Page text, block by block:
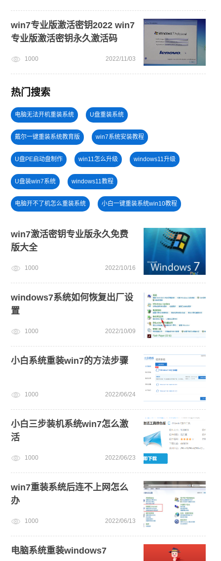
win7专业版激活密钥2022 win7
专业版激活密钥永久激活码
1000 2022/11/03
热门搜索
电脑无法开机重装系统 U盘重装系统
戴尔一键重装系统教育版 win7系统安装教程
U盘PE启动盘制作 win11怎么升级 windows11升级
U盘装win7系统 windows11教程
电脑开不了机怎么重装系统 小白一键重装系统win10教程
小白一键重装系统绿色版
笔记本蓝屏怎么重装系统 win11下载 win10升级win11
win11最低硬件要求
win7激活密钥专业版永久免费
版大全
1000 2022/10/16
windows7系统如何恢复出厂设
置
1000 2022/10/09
小白系统重装win7的方法步骤
1000 2022/06/24
小白三步装机系统win7怎么激
活
1000 2022/06/23
win7重装系统后连不上网怎么
办
1000 2022/06/13
电脑系统重装windows7